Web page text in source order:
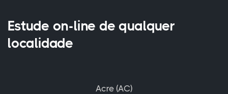
Estude on-line de qualquer
localidade
Acre (AC)